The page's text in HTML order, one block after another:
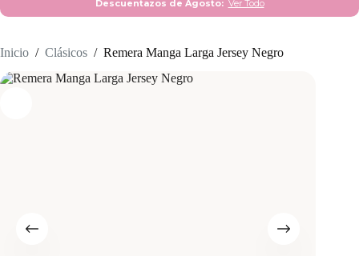
Descuentazos de Agosto: Ver Todo
Inicio / Clásicos / Remera Manga Larga Jersey Negro